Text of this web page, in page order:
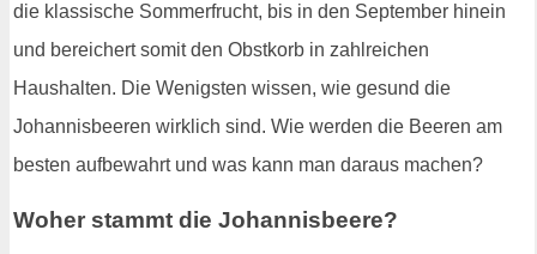
die klassische Sommerfrucht, bis in den September hinein
und bereichert somit den Obstkorb in zahlreichen
Haushalten. Die Wenigsten wissen, wie gesund die
Johannisbeeren wirklich sind. Wie werden die Beeren am
besten aufbewahrt und was kann man daraus machen?
Woher stammt die Johannisbeere?